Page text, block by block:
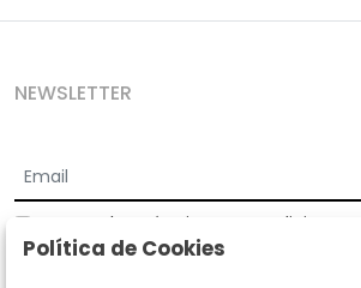
NEWSLETTER
Acepto los Términos y Condiciones
privacidad
Política de Cookies